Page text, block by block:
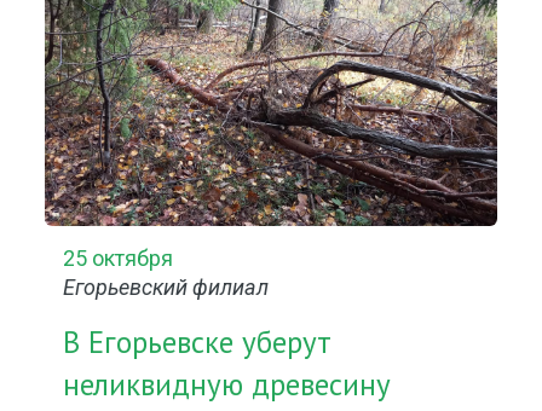
25 октября
Егорьевский филиал
В Егорьевске уберут
неликвидную древесину